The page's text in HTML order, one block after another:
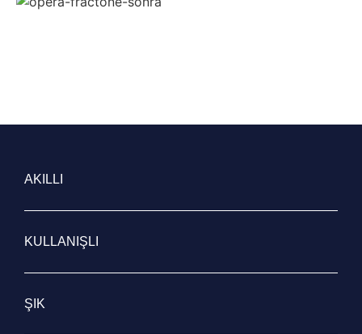
AKILLI
KULLANIŞLI
ŞIK